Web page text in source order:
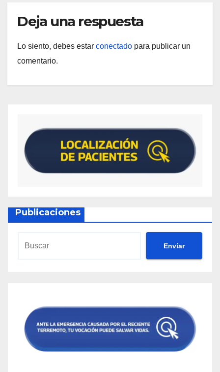
Deja una respuesta
Lo siento, debes estar conectado para publicar un
comentario.
Publicaciones
Envíar